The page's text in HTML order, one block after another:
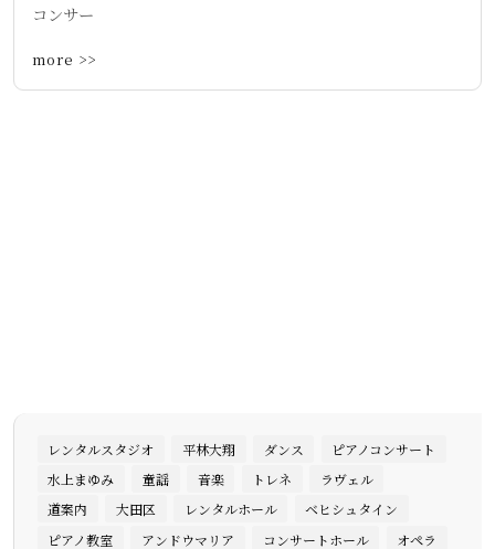
コンサー
more >>
レンタルスタジオ 平林大翔 ダンス
ピアノコンサート
水上まゆみ
童謡 音楽 トレネ
ラヴェル
道案内
大田区 レンタルホール
ベヒシュタイン
ピアノ教室
アンドウマリア コンサートホール
オペラ